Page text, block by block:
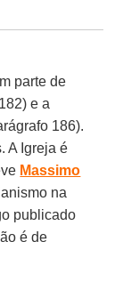
parte de
e a
186).
A Igreja é
Massimo
na
publicado
é de